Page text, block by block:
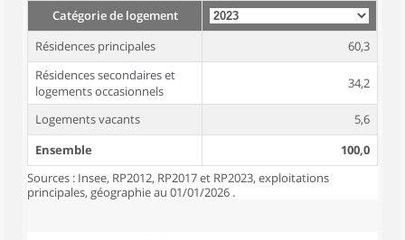
Catégorie de logement
Résidences principales
60,3
Résidences secondaires et
logements occasionnels
34,2
Logements vacants
5,6
Ensemble
100,0
Sources : Insee, RP2012, RP2017 et RP2023, exploitations
principales, géographie au 01/01/2026 .